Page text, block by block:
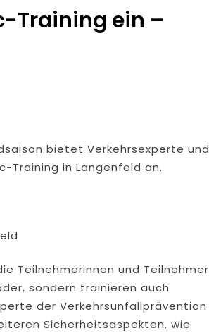
Training ein –
bietet Verkehrsexperte und
Training in Langenfeld an.
Teilnehmerinnen und Teilnehmer
sondern trainieren auch
der Verkehrsunfallprävention
Sicherheitsaspekten, wie